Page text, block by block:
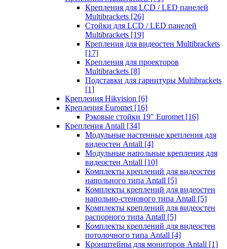
Крепления для LCD / LED панелей
Multibrackets [26]
Стойки для LCD / LED панелей
Multibrackets [19]
Крепления для видеостен Multibrackets
[17]
Крепления для проекторов
Multibrackets [8]
Подставки для гарнитуры Multibrackets
[1]
Крепления Hikvision [6]
Крепления Euromet [16]
Рэковые стойки 19" Euromet [16]
Крепления Antall [34]
Модульные настенные крепления для
видеостен Antall [4]
Модульные напольные крепления для
видеостен Antall [10]
Комплекты креплений для видеостен
напольного типа Antall [5]
Комплекты креплений для видеостен
напольно-стенового типа Antall [5]
Комплекты креплений для видеостен
распорного типа Antall [5]
Комплекты креплений для видеостен
потолочного типа Antall [4]
Кронштейны для мониторов Antall [1]